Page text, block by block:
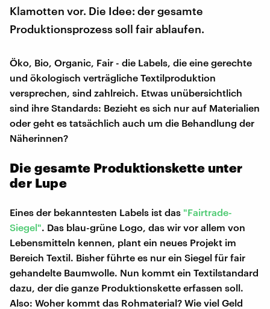
Klamotten vor. Die Idee: der gesamte
Produktionsprozess soll fair ablaufen.
Öko, Bio, Organic, Fair - die Labels, die eine gerechte
und ökologisch verträgliche Textilproduktion
versprechen, sind zahlreich. Etwas unübersichtlich
sind ihre Standards: Bezieht es sich nur auf Materialien
oder geht es tatsächlich auch um die Behandlung der
Näherinnen?
Die gesamte Produktionskette unter
der Lupe
Eines der bekanntesten Labels ist das "Fairtrade-
Siegel". Das blau-grüne Logo, das wir vor allem von
Lebensmitteln kennen, plant ein neues Projekt im
Bereich Textil. Bisher führte es nur ein Siegel für fair
gehandelte Baumwolle. Nun kommt ein Textilstandard
dazu, der die ganze Produktionskette erfassen soll.
Also: Woher kommt das Rohmaterial? Wie viel Geld